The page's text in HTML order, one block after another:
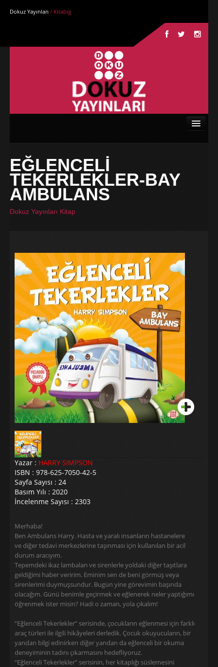
Dokuz Yayınları / Kitabig
Kurumsal
Kitaplar
Blog
İletişim
EĞLENCELİ
TEKERLEKLER-BAY
AMBULANS
Dokuz Yayınları Kitap
Yazar : HARRY SIMPSON
ISBN : 978-625-7050-42-5
Sayfa Sayısı : 24
Basım Yılı : 2020
İncelenme Sayısı : 2303
Merhaba!
Ben Ambulans Harry. Hasta ve yaralı insanların hastanelere
ve diğer tedavi merkezlerine taşınması için kullanılan bir acil
durum aracıyım.
Tepemdeki ikaz lambaları ve sirenlerle yoldaki diğer taşıtlara
geldiğimi haber veririm. Eminim sen de beni görmüş veya
sirenlerimi duymuşsundur. Bugün yine görevimin başında
olacağım. Günü benimle geçirmek ve eğlenerek neler yaptığımı
öğrenmek ister misin? Hadi o zaman, yola çıkalım!
“Eğlenceli Tekerlekler” serisinde, çocukların eğlenmesi için farklı
araç türleri ile ilgili hikâyeleri derledik. Çocuk okuyucuların, bir
yandan bilgi edinirken diğer yandan da eğlenceli bir okuma
deneyiminin tadını çıkarmasını hedefliyoruz.
“Eğlenceli Tekerlekler” serisinin, her kitaplığı süslemesini